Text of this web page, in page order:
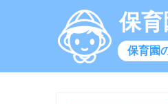
保
保育園